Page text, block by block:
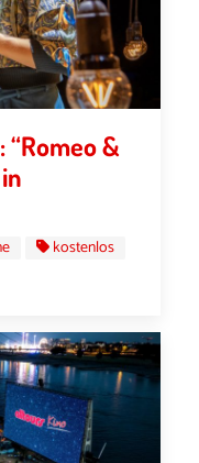
&
kostenlos